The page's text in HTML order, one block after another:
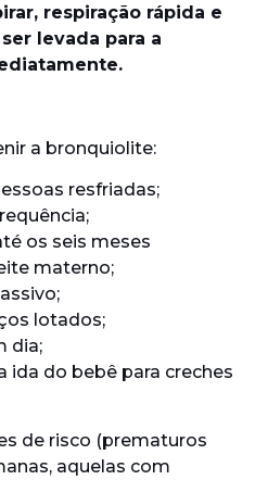
respiração rápida e
levada para a
a bronquiolite:
resfriadas;
os seis meses
materno;
lotados;
dia;
ida do bebê para creches
de risco (prematuros
aquelas com